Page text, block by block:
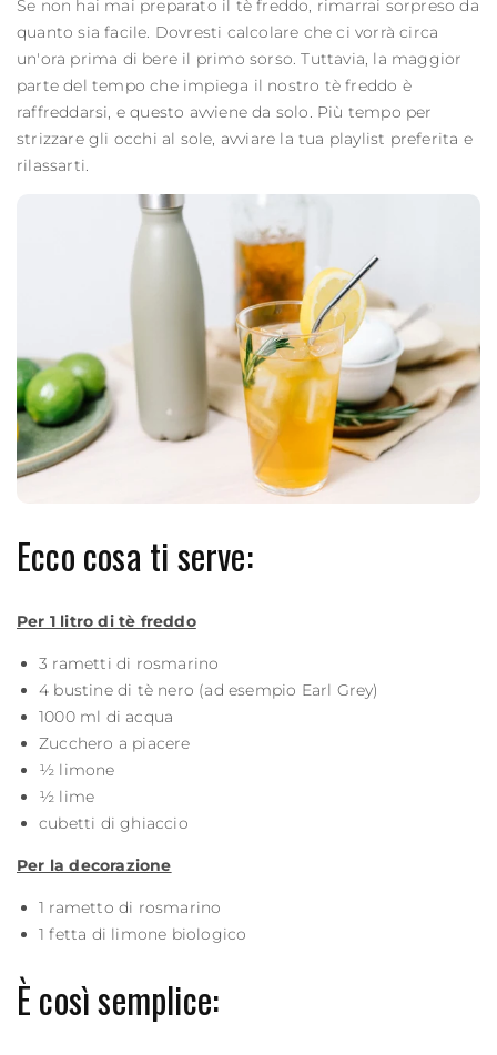
Se non hai mai preparato il tè freddo, rimarrai sorpreso da
quanto sia facile. Dovresti calcolare che ci vorrà circa
un'ora prima di bere il primo sorso. Tuttavia, la maggior
parte del tempo che impiega il nostro tè freddo è
raffreddarsi, e questo avviene da solo. Più tempo per
strizzare gli occhi al sole, avviare la tua playlist preferita e
rilassarti.
Ecco cosa ti serve:
Per 1 litro di tè freddo
3 rametti di rosmarino
4 bustine di tè nero (ad esempio Earl Grey)
1000 ml di acqua
Zucchero a piacere
½ limone
½ lime
cubetti di ghiaccio
Per la decorazione
1 rametto di rosmarino
1 fetta di limone biologico
È così semplice: